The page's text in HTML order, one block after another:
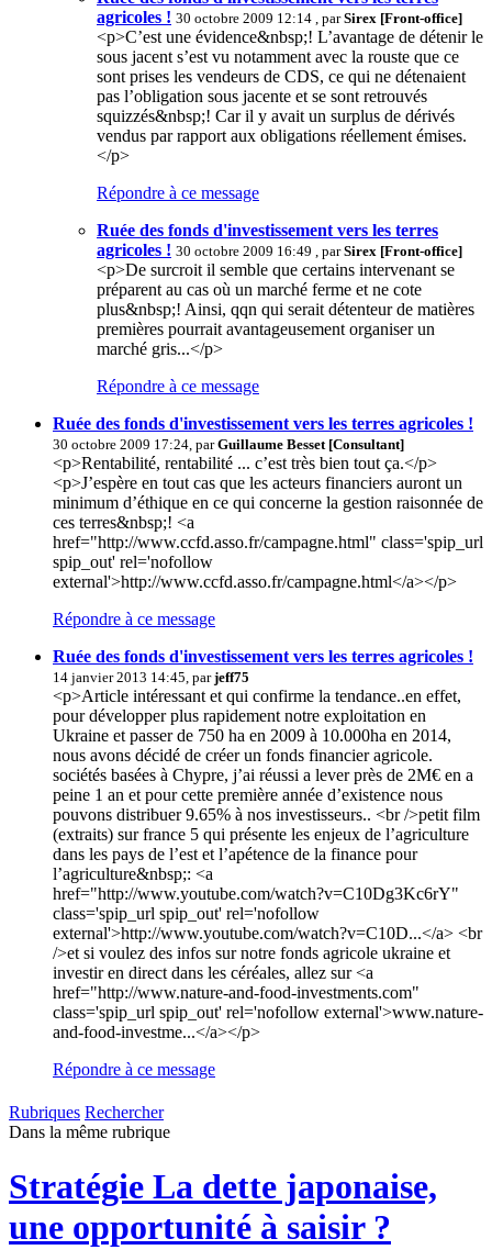
agricoles ! 30 octobre 2009 12:14 , parSirex [Front-office]
<p>C’est une évidence&nbsp;! L’avantage de détenir le
sous jacent s’est vu notamment avec la rouste que ce
sont prises les vendeurs de CDS, ce qui ne détenaient
pas l’obligation sous jacente et se sont retrouvés
squizzés&nbsp;! Car il y avait un surplus de dérivés
vendus par rapport aux obligations réellement émises.
</p>
Répondre à ce message
Ruée des fonds d'investissement vers les terres
agricoles ! 30 octobre 2009 16:49 , parSirex [Front-office]
<p>De surcroit il semble que certains intervenant se
préparent au cas où un marché ferme et ne cote
plus&nbsp;! Ainsi, qqn qui serait détenteur de matières
premières pourrait avantageusement organiser un
marché gris...</p>
Répondre à ce message
Ruée des fonds d'investissement vers les terres agricoles !
30 octobre 2009 17:24, parGuillaume Besset [Consultant]
<p>Rentabilité, rentabilité ... c’est très bien tout ça.</p>
<p>J’espère en tout cas que les acteurs financiers auront un
minimum d’éthique en ce qui concerne la gestion raisonnée de
ces terres&nbsp;! <a
href="http://www.ccfd.asso.fr/campagne.html" class='spip_url
spip_out' rel='nofollow
external'>http://www.ccfd.asso.fr/campagne.html</a></p>
Répondre à ce message
Ruée des fonds d'investissement vers les terres agricoles !
14 janvier 2013 14:45, parjeff75
<p>Article intéressant et qui confirme la tendance..en effet,
pour développer plus rapidement notre exploitation en
Ukraine et passer de 750 ha en 2009 à 10.000ha en 2014,
nous avons décidé de créer un fonds financier agricole.
sociétés basées à Chypre, j’ai réussi a lever près de 2M€ en a
peine 1 an et pour cette première année d’existence nous
pouvons distribuer 9.65% à nos investisseurs.. <br />petit film
(extraits) sur france 5 qui présente les enjeux de l’agriculture
dans les pays de l’est et l’apétence de la finance pour
l’agriculture&nbsp;: <a
href="http://www.youtube.com/watch?v=C10Dg3Kc6rY"
class='spip_url spip_out' rel='nofollow
external'>http://www.youtube.com/watch?v=C10D...</a> <br
/>et si voulez des infos sur notre fonds agricole ukraine et
investir en direct dans les céréales, allez sur <a
href="http://www.nature-and-food-investments.com"
class='spip_url spip_out' rel='nofollow external'>www.nature-
and-food-investme...</a></p>
Répondre à ce message
Rubriques Rechercher
Dans la même rubrique
Stratégie La dette japonaise,
une opportunité à saisir ?